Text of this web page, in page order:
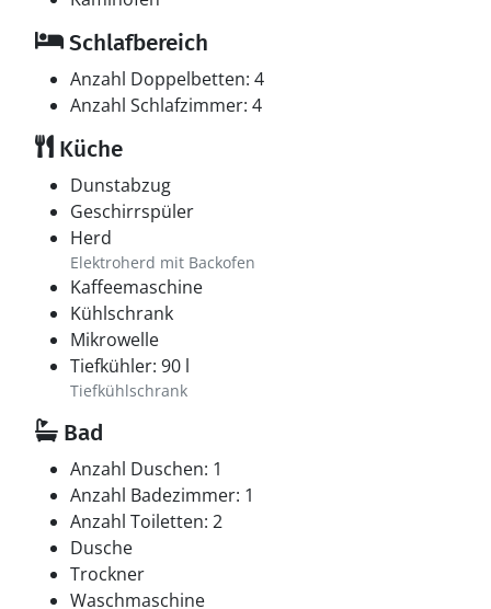
Schlafbereich
Anzahl Doppelbetten: 4
Anzahl Schlafzimmer: 4
Küche
Dunstabzug
Geschirrspüler
Herd
Elektroherd mit Backofen
Kaffeemaschine
Kühlschrank
Mikrowelle
Tiefkühler: 90 l
Tiefkühlschrank
Bad
Anzahl Duschen: 1
Anzahl Badezimmer: 1
Anzahl Toiletten: 2
Dusche
Trockner
Waschmaschine